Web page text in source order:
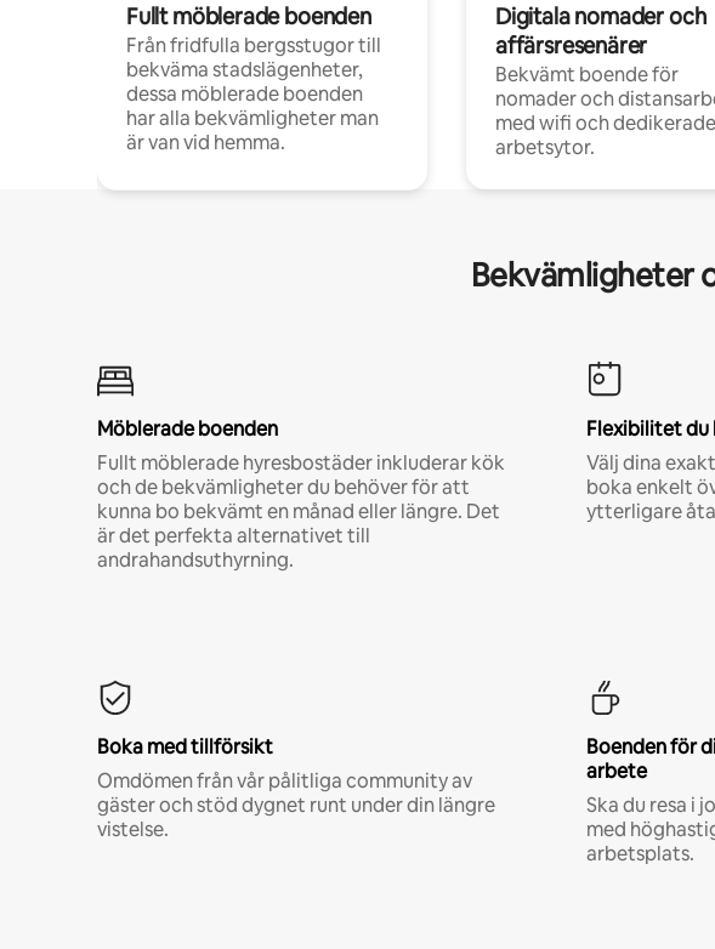
Fullt möblerade boenden
Från fridfulla bergsstugor till
bekväma stadslägenheter,
dessa möblerade boenden
har alla bekvämligheter man
är van vid hemma.
Digitala nomader och
affärsresenärer
Bekvämt boende för
nomader och
med wifi och dedikerade
arbetsytor.
Bekvämligheter
Möblerade boenden
Fullt möblerade hyresbostäder inkluderar kök
och de bekvämligheter du behöver för att
kunna bo bekvämt en månad eller längre. Det
är det perfekta alternativet till
andrahandsuthyrning.
Flexibilitet du
Välj dina
boka enkelt
ytterligare
Boka med tillförsikt
Omdömen från vår pålitliga community av
gäster och stöd dygnet runt under din längre
vistelse.
Boenden för
arbete
Ska du resa i
med
arbetsplats.